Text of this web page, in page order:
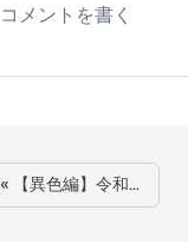
Your comment
« 【異色編】令和…